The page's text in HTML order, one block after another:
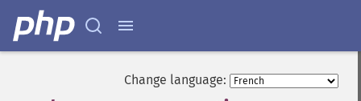
Change language: